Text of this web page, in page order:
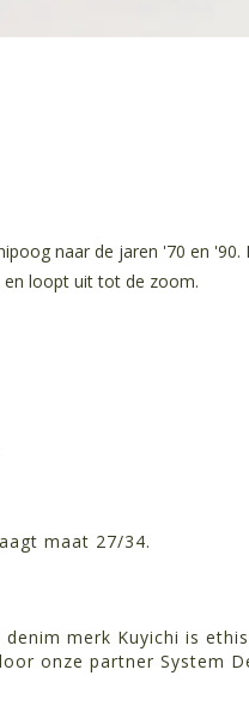
naar de jaren '70 en
loopt uit tot de zoom.
maat 27/34.
merk Kuyichi is
onze partner System